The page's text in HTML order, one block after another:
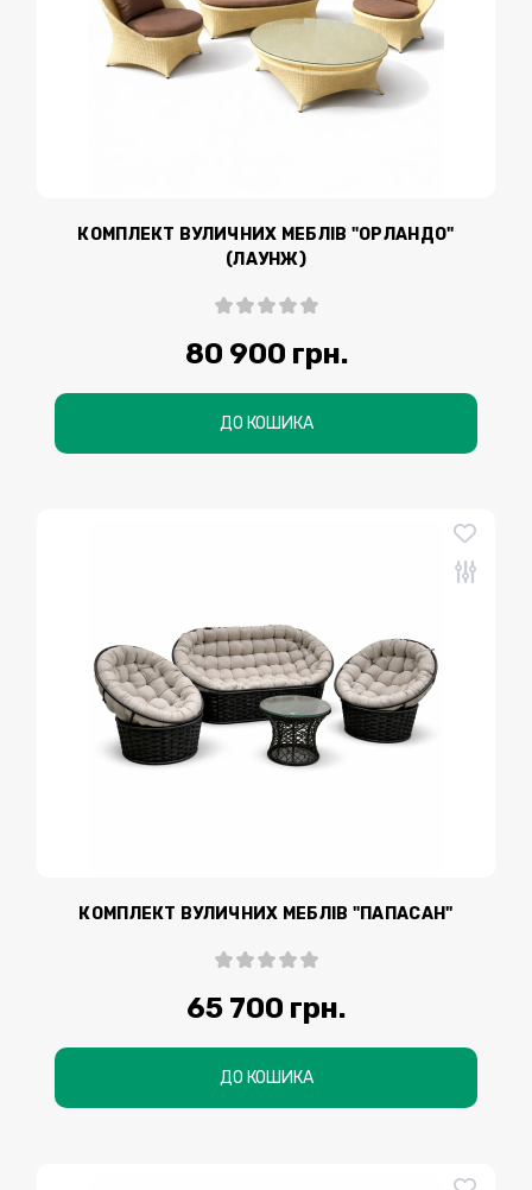
КОМПЛЕКТ ВУЛИЧНИХ МЕБЛІВ "ОРЛАНДО"
(ЛАУНЖ)
80 900 грн.
ДО КОШИКА
КОМПЛЕКТ ВУЛИЧНИХ МЕБЛІВ "ПАПАСАН"
65 700 грн.
ДО КОШИКА